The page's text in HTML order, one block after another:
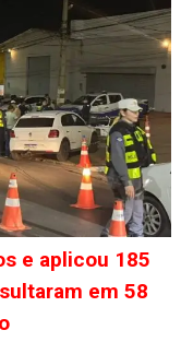
e aplicou 185
em 58